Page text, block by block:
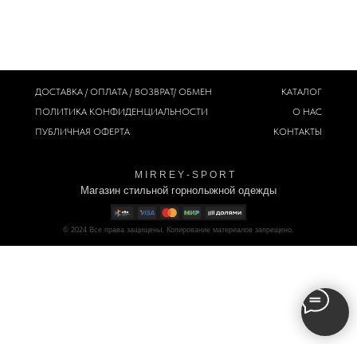
M I R R E Y - S P O R T
Магазин стильной горнолыжной одежды
© 2024 Все права защищены. Копирование материалов запрещено.
ДОСТАВКА / ОПЛАТА / ВОЗВРАТ/ ОБМЕН
ПОЛИТИКА КОНФИДЕНЦИАЛЬНОСТИ
ПУБЛИЧНАЯ ОФЕРТА
КАТАЛОГ
О НАС
КОНТАКТЫ